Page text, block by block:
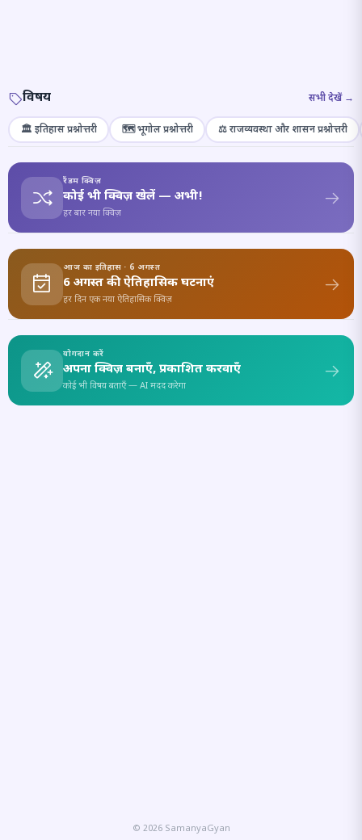
विषय सभी देखें →
🏛️ इतिहास प्रश्नोत्तरी 🗺️ भूगोल प्रश्नोत्तरी ⚖️ राजव्यवस्था और शासन प्रश्नोत्तरी
रैंडम क्विज़
कोई भी क्विज़ खेलें — अभी!
हर बार नया क्विज़
आज का इतिहास · 6 अगस्त
6 अगस्त की ऐतिहासिक घटनाएं
हर दिन एक नया ऐतिहासिक क्विज़
योगदान करें
अपना क्विज़ बनाएँ, प्रकाशित करवाएँ
कोई भी विषय बताएँ — AI मदद करेगा
© 2026 SamanyaGyan